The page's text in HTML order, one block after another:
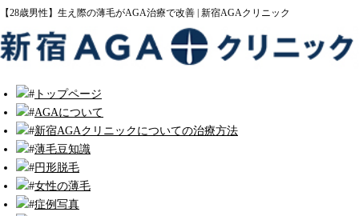
【28歳男性】生え際の薄毛がAGA治療で改善 | 新宿AGAクリニック
トップページ
AGAについて
新宿AGAクリニックについての治療方法
薄毛豆知識
円形脱毛
女性の薄毛
症例写真